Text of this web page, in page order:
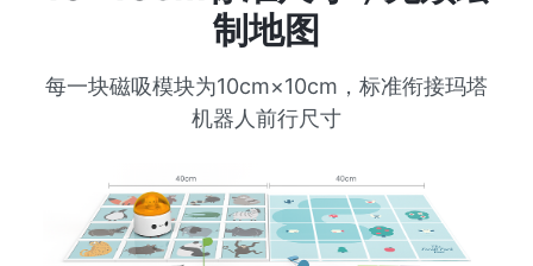
制地图
每一块磁吸模块为10cm×10cm，标准衔接玛塔
机器人前行尺寸